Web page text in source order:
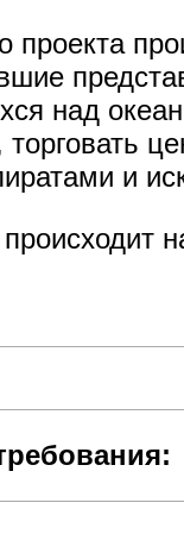
проекта
над
торговать
и